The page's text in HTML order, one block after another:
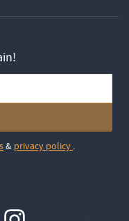
& privacy policy .